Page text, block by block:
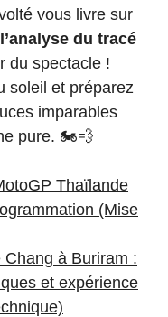
vous livre sur
du tracé
du spectacle !
et préparez
imparables
pure. 🏍️💨
Thaïlande
(Mise
à Buriram :
et expérience